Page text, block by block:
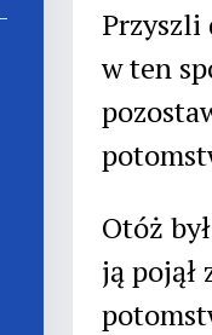
Przyszli
w ten
Otóż
ją pojął